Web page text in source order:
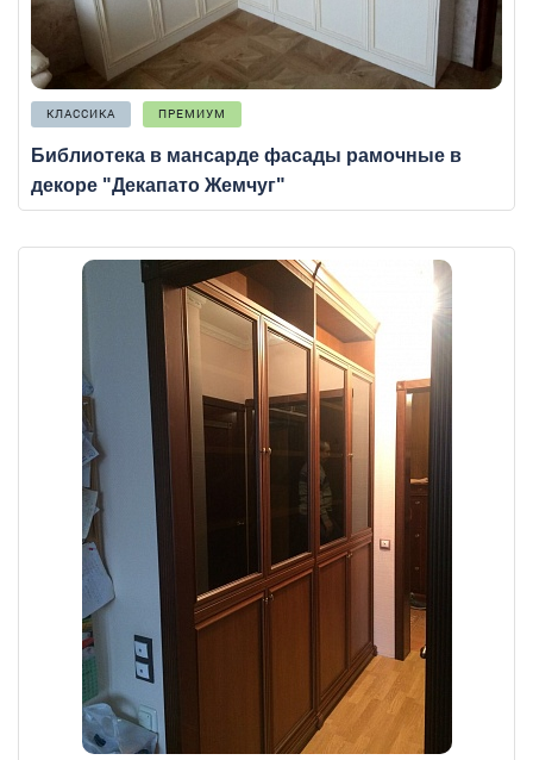
КЛАССИКА ПРЕМИУМ
Библиотека в мансарде фасады рамочные в
декоре "Декапато Жемчуг"